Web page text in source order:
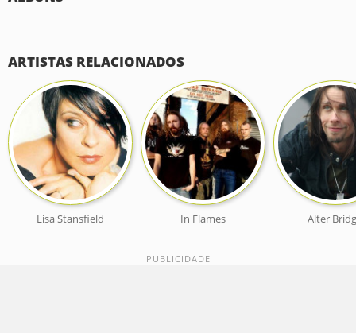
ARTISTAS RELACIONADOS
Lisa Stansfield In Flames Alter